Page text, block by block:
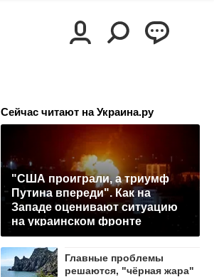
Сейчас читают на Украина.ру
"США проиграли, а триумф
Путина впереди". Как на
Западе оценивают ситуацию
на украинском фронте
Главные проблемы
решаются, "чёрная жара"